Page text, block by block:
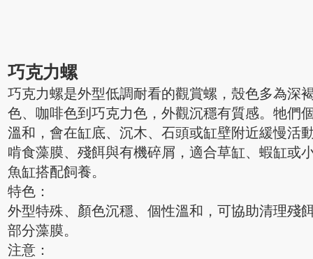
巧克力螺
巧克力螺是外型低調耐看的觀賞螺，殼色多為深
色、咖啡色到巧克力色，外觀沉穩有質感。牠們
溫和，會在缸底、沉木、石頭或缸壁附近緩慢活
啃食藻膜、殘餌與有機碎屑，適合草缸、蝦缸或
魚缸搭配飼養。
特色：
外型特殊、顏色沉穩、個性溫和，可協助清理殘
部分藻膜。
注意：